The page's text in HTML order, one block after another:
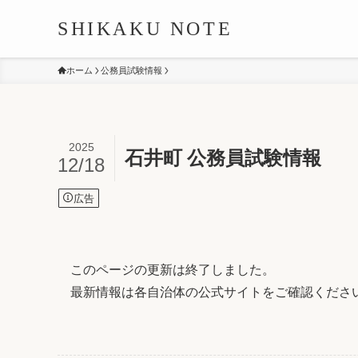
SHIKAKU NOTE
ホーム 公務員試験情報
石井町 公務員試験情報
2025
12/18
広告
このページの更新は終了しました。
最新情報は各自治体の公式サイトをご確認くださ